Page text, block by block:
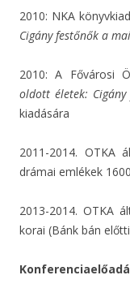
2010: NKA
Cigány festőnők a
2010: A Fővárosi
oldott életek:
kiadására
2011-2014. OTKA
drámai emlékek
2013-2014. OTKA
korai (Bánk bán